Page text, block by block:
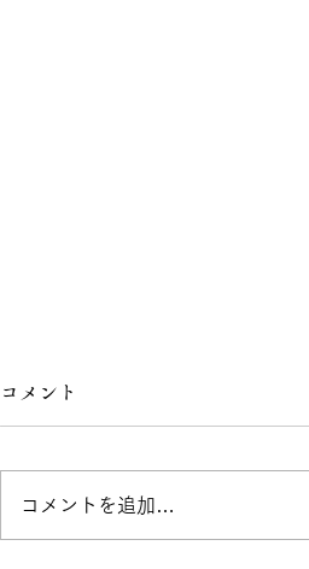
コメント
コメントを追加…